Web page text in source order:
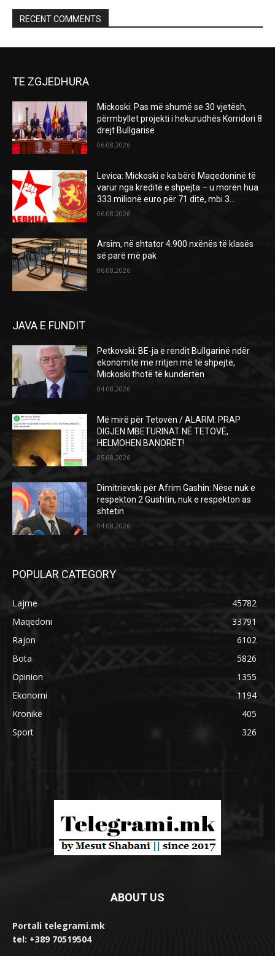
RECENT COMMENTS
TE ZGJEDHURA
Mickoski: Pas më shumë se 30 vjetësh,
përmbyllet projekti i hekurudhës Korridori 8
drejt Bullgarisë
06.08.2026
Levica: Mickoski e ka bërë Maqedoninë të
varur nga kreditë e shpejta – u morën hua
333 milionë euro për 71 ditë, mbi 3...
06.08.2026
Arsim, në shtator 4.900 nxënës të klasës
së parë më pak
06.08.2026
JAVA E FUNDIT
Petkovski: BE-ja e rendit Bullgarinë ndër
ekonomitë me rritjen më të shpejtë,
Mickoski thotë të kundërtën
04.08.2026
Më mirë për Tetovën / ALARM: PRAP
DIGJEN MBETURINAT NË TETOVË,
HELMOHEN BANORËT!
05.08.2026
Dimitrievski për Afrim Gashin: Nëse nuk e
respekton 2 Gushtin, nuk e respekton as
shtetin
04.08.2026
POPULAR CATEGORY
Lajme
45782
Maqedoni
33791
Rajon
6102
Bota
5826
Opinion
1355
Ekonomi
1194
Kronikë
405
Sport
326
ABOUT US
Portali telegrami.mk
tel: +389 70519504